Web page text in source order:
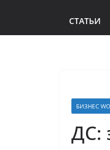
СТАТЬИ
БИЗНЕС
ДС: